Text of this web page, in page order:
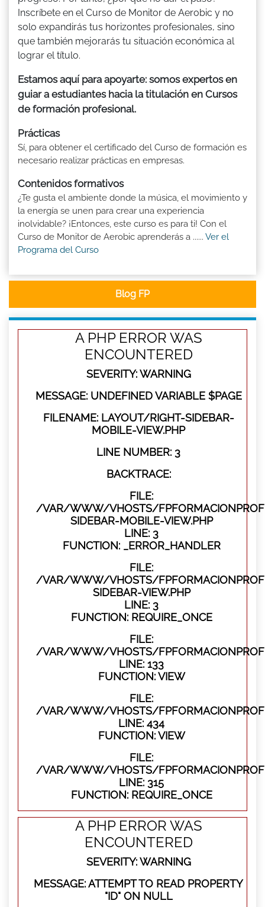
Inscríbete en el Curso de Monitor de Aerobic y no
solo expandirás tus horizontes profesionales, sino
que también mejorarás tu situación económica al
lograr el título.
Estamos aquí para apoyarte: somos expertos en
guiar a estudiantes hacia la titulación en Cursos
de formación profesional.
Prácticas
Sí, para obtener el certificado del Curso de formación es
necesario realizar prácticas en empresas.
Contenidos formativos
¿Te gusta el ambiente donde la música, el movimiento y
la energía se unen para crear una experiencia
inolvidable? ¡Entonces, este curso es para ti! Con el
Curso de Monitor de Aerobic aprenderás a ...... Ver el
Programa del Curso
Blog FP
A PHP ERROR WAS
ENCOUNTERED
SEVERITY: WARNING
MESSAGE: UNDEFINED VARIABLE $PAGE
FILENAME: LAYOUT/RIGHT-SIDEBAR-
MOBILE-VIEW.PHP
LINE NUMBER: 3
BACKTRACE:
FILE:
/VAR/WWW/VHOSTS/
SIDEBAR-MOBILE-VIEW.PHP
LINE: 3
FUNCTION: _ERROR_HANDLER
FILE:
/VAR/WWW/VHOSTS/
SIDEBAR-VIEW.PHP
LINE: 3
FUNCTION: REQUIRE_ONCE
FILE:
/VAR/WWW/VHOSTS/
LINE: 133
FUNCTION: VIEW
FILE:
/VAR/WWW/VHOSTS/
LINE: 434
FUNCTION: VIEW
FILE:
/VAR/WWW/VHOSTS/
LINE: 315
FUNCTION: REQUIRE_ONCE
A PHP ERROR WAS
ENCOUNTERED
SEVERITY: WARNING
MESSAGE: ATTEMPT TO READ PROPERTY
"ID" ON NULL